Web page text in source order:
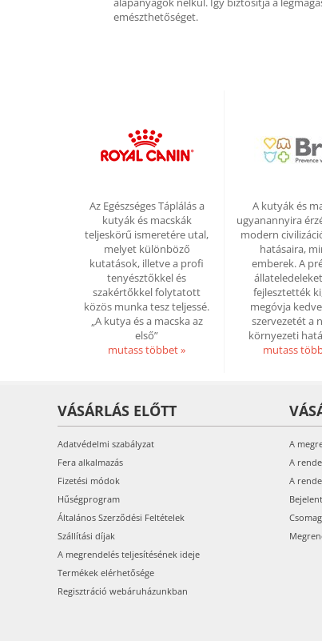
emészthetőséget.
Az Egészséges Táplálás a
kutyák és macskák
teljeskörű ismeretére utal,
melyet különböző
kutatások, illetve a profi
tenyésztőkkel és
szakértőkkel folytatott
közös munka tesz teljessé.
„A kutya és a macska az
első”
mutass többet »
A kutyák és
ugyanannyira
modern
hatásaira,
emberek. A
fejlesztették
megóvja
szervezetét a
környezeti
mutass
VÁSÁRLÁS ELŐTT
Adatvédelmi szabályzat
Fera alkalmazás
Fizetési módok
Hűségprogram
Általános Szerződési Feltételek
Szállítási díjak
A megrendelés teljesítésének ideje
Termékek elérhetősége
Regisztráció webáruházunkban
A
A
A